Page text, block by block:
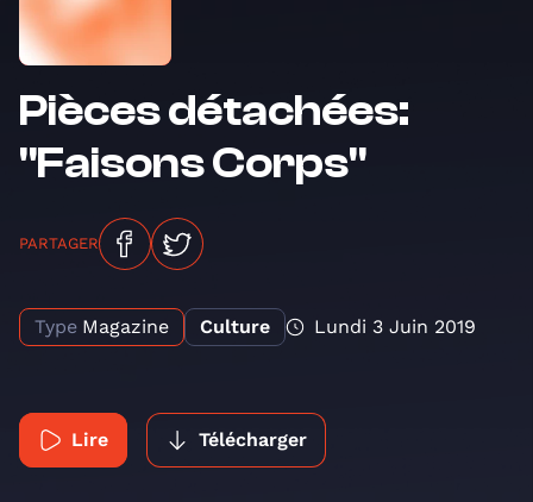
Pièces détachées:
"Faisons Corps"
PARTAGER
Type Magazine Culture Lundi 3 Juin 2019
Lire Télécharger